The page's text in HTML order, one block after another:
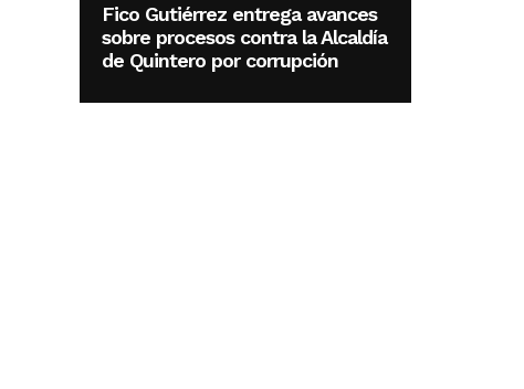
Fico Gutiérrez entrega avances
sobre procesos contra la Alcaldía
de Quintero por corrupción